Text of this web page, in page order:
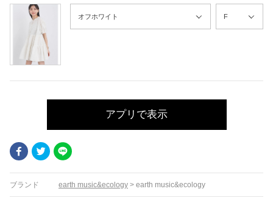
アプリで表示
FacebookTwitter
ブランド earth music&ecology > earth music&ecology